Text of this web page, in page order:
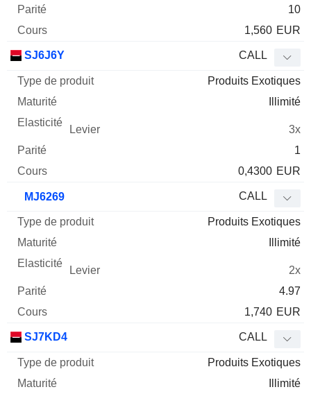
10
1,560 EUR
SJ6J6Y CALL
Produits Exotiques
Illimité
3x
1
0,4300 EUR
MJ6269 CALL
Produits Exotiques
Illimité
2x
4.97
1,740 EUR
SJ7KD4 CALL
Produits Exotiques
Illimité